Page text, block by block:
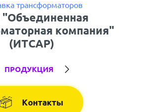
трансформаторов
компания"
(ИТСАР)
ПРОДУКЦИЯ
Контакты